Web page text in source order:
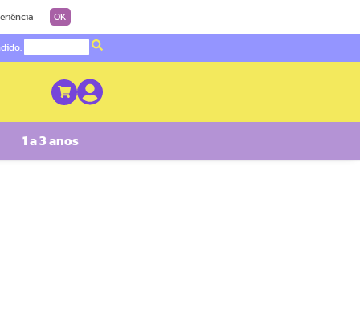
OK
1 a 3 anos